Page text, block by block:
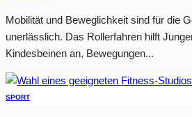
Mobilität und Beweglichkeit sind für die
unerlässlich. Das Rollerfahren hilft
Kindesbeinen an, Bewegungen...
SPORT